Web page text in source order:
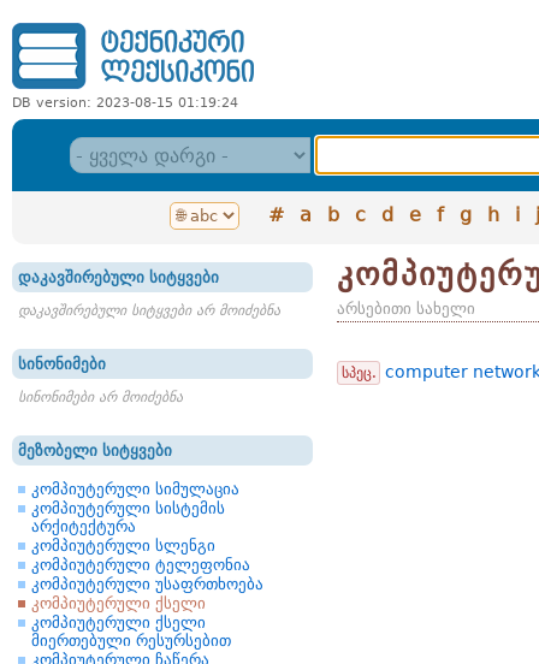
DB version: 2023-08-15 01:19:24
# a b c d e f g h i j
დაკავშირებული სიტყვები
დაკავშირებული სიტყვები არ მოიძებნა
სინონიმები
სინონიმები არ მოიძებნა
მეზობელი სიტყვები
კომპიუტერული სიმულაცია
კომპიუტერული სისტემის
არქიტექტურა
კომპიუტერული სლენგი
კომპიუტერული ტელეფონია
კომპიუტერული უსაფრთხოება
კომპიუტერული ქსელი
კომპიუტერული ქსელი
მიერთებული რესურსებით
კომპიუტერული ჩაწერა
არსებითი სახელი
სპეც. computer